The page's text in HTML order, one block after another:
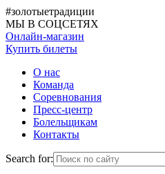
#золотыетрадиции
МЫ В СОЦСЕТЯХ
Онлайн-магазин
Купить билеты
О нас
Команда
Соревнования
Пресс-центр
Болельщикам
Контакты
Search for: